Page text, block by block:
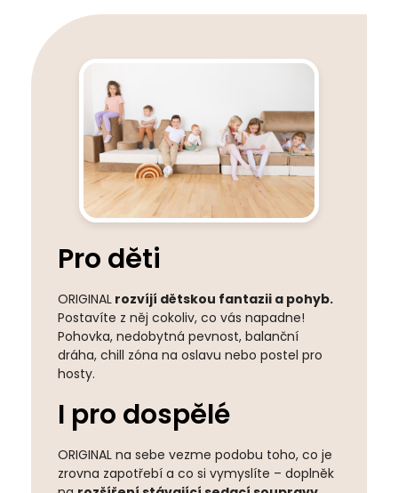
Pro děti
ORIGINAL rozvíjí dětskou fantazii a pohyb.
Postavíte z něj cokoliv, co vás napadne!
Pohovka, nedobytná pevnost, balanční
dráha, chill zóna na oslavu nebo postel pro
hosty.
I pro dospělé
ORIGINAL na sebe vezme podobu toho, co je
zrovna zapotřebí a co si vymyslíte – doplněk